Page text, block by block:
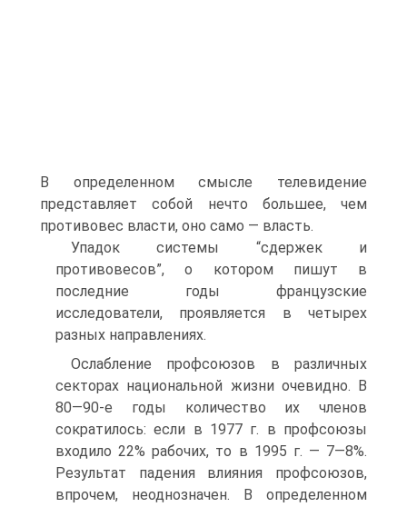
В определенном смысле телевидение
представляет собой нечто большее, чем
противовес власти, оно само — власть.
Упадок системы “сдержек и
противовесов”, о котором пишут в
последние годы французские
исследователи, проявляется в четырех
разных направлениях.
Ослабление профсоюзов в различных
секторах национальной жизни очевидно. В
80—90-е годы количество их членов
сократилось: если в 1977 г. в профсоюзы
входило 22% рабочих, то в 1995 г. — 7—8%.
Результат падения влияния профсоюзов,
впрочем, неоднозначен. В определенном